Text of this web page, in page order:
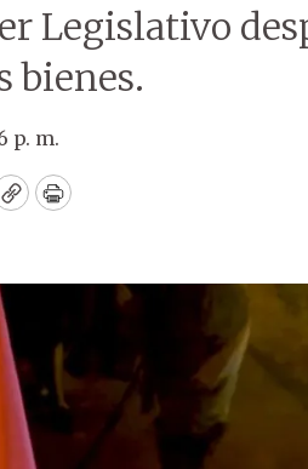
Legislativo
bienes.
p. m.
CopyPrint